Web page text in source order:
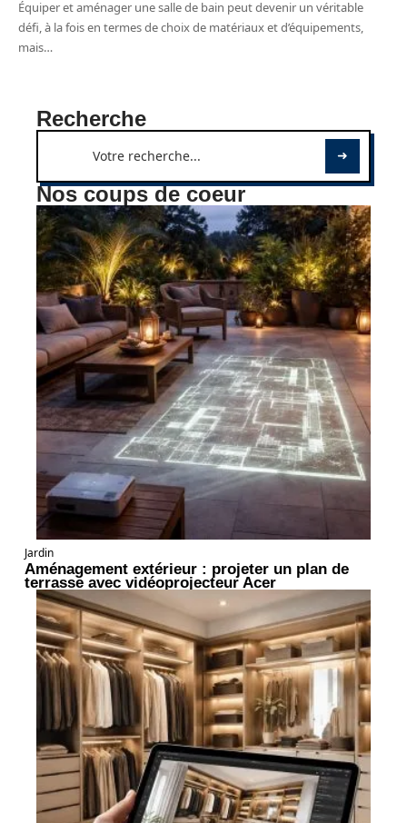
Équiper et aménager une salle de bain peut devenir un véritable
défi, à la fois en termes de choix de matériaux et d’équipements,
mais…
Recherche
Nos coups de coeur
Jardin
Aménagement extérieur : projeter un plan de
terrasse avec vidéoprojecteur Acer